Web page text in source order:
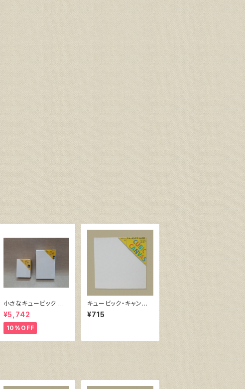
小さなキュービック 同
サイズ10個組
¥5,742
10%OFF
キュービック・キャンバ
ス白（縦150㎜×横150
㎜×厚38㎜）
¥715